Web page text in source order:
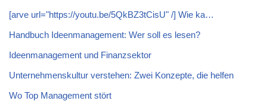
[arve url="https://youtu.be/5QkBZ3tCisU" /] Wie ka…
Handbuch Ideenmanagement: Wer soll es lesen?
Ideenmanagement und Finanzsektor
Unternehmenskultur verstehen: Zwei Konzepte, die helfen
Wo Top Management stört